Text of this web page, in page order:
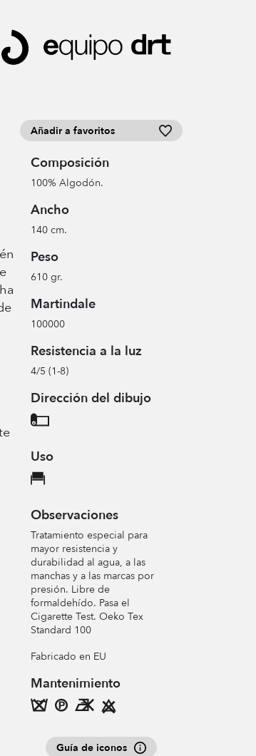
Añadir a favoritos
Composición
100% Algodón.
Ancho
140 cm.
Peso
610 gr.
Martindale
100000
Resistencia a la luz
4/5 (1-8)
Dirección del dibujo
Uso
Observaciones
Tratamiento especial para
mayor resistencia y
durabilidad al agua, a las
manchas y a las marcas por
presión. Libre de
formaldehído. Pasa el
Cigarette Test. Oeko Tex
Standard 100
Fabricado en EU
Mantenimiento
Guía de iconos